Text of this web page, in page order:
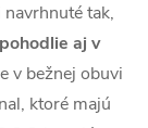
tak,
aj v
v bežnej obuvi
ktoré majú